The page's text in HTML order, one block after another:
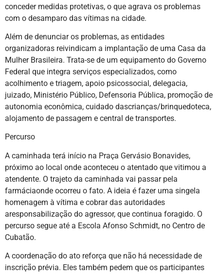
conceder medidas protetivas, o que agrava os problemas
com o desamparo das vítimas na cidade.
Além de denunciar os problemas, as entidades
organizadoras reivindicam a implantação de uma Casa da
Mulher Brasileira. Trata-se de um equipamento do Governo
Federal que integra serviços especializados, como
acolhimento e triagem, apoio psicossocial, delegacia,
juizado, Ministério Público, Defensoria Pública, promoção de
autonomia econômica, cuidado dascrianças/brinquedoteca,
alojamento de passagem e central de transportes.
Percurso
A caminhada terá início na Praça Gervásio Bonavides,
próximo ao local onde aconteceu o atentado que vitimou a
atendente. O trajeto da caminhada vai passar pela
farmáciaonde ocorreu o fato. A ideia é fazer uma singela
homenagem à vítima e cobrar das autoridades
aresponsabilização do agressor, que continua foragido. O
percurso segue até a Escola Afonso Schmidt, no Centro de
Cubatão.
A coordenação do ato reforça que não há necessidade de
inscrição prévia. Eles também pedem que os participantes